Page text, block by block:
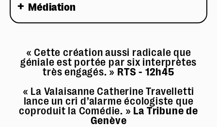
Médiation
« Cette création aussi radicale que
géniale est portée par six interprètes
très engagés. » RTS - 12h45
« La Valaisanne Catherine Travelletti
lance un cri d’alarme écologiste que
coproduit la Comédie. » La Tribune de
Genève